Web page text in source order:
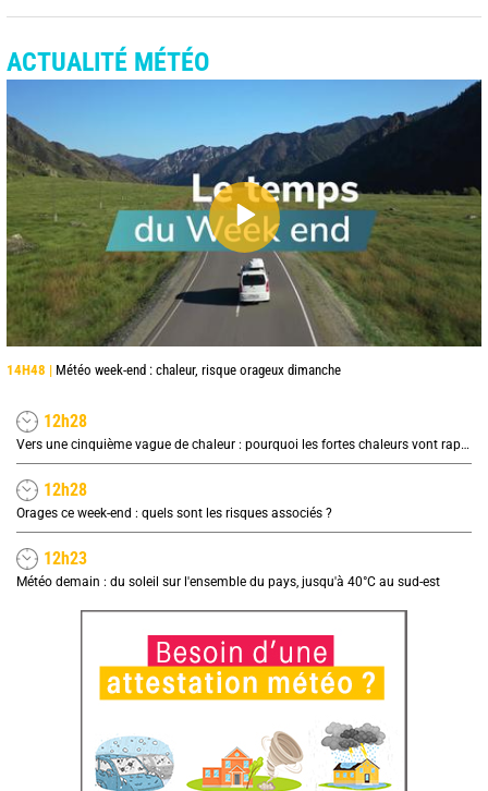
ACTUALITÉ MÉTÉO
14H48 | Météo week-end : chaleur, risque orageux dimanche
12h28
Vers une cinquième vague de chaleur : pourquoi les fortes chaleurs vont rapidement revenir en France
12h28
Orages ce week-end : quels sont les risques associés ?
12h23
Météo demain : du soleil sur l'ensemble du pays, jusqu'à 40°C au sud-est